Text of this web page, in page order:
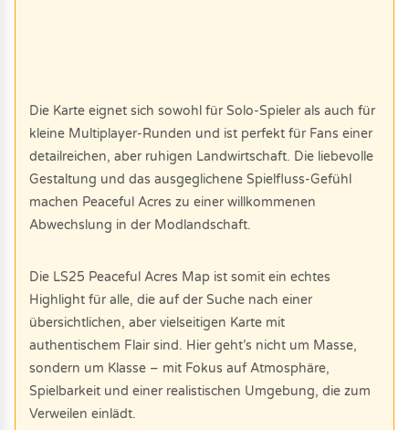
Die Karte eignet sich sowohl für Solo-Spieler als auch für
kleine Multiplayer-Runden und ist perfekt für Fans einer
detailreichen, aber ruhigen Landwirtschaft. Die liebevolle
Gestaltung und das ausgeglichene Spielfluss-Gefühl
machen Peaceful Acres zu einer willkommenen
Abwechslung in der Modlandschaft.
Die LS25 Peaceful Acres Map ist somit ein echtes
Highlight für alle, die auf der Suche nach einer
übersichtlichen, aber vielseitigen Karte mit
authentischem Flair sind. Hier geht’s nicht um Masse,
sondern um Klasse – mit Fokus auf Atmosphäre,
Spielbarkeit und einer realistischen Umgebung, die zum
Verweilen einlädt.